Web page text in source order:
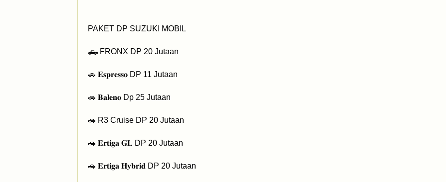
‎PAKET DP SUZUKI MOBIL
‎🛻 FRONX DP 20 Jutaan
‎🚗 𝐄𝐬𝐩𝐫𝐞𝐬𝐬𝐨 DP 11 Jutaan
‎🚗 𝐁𝐚𝐥𝐞𝐧𝐨 Dp 25 Jutaan
‎🚗 R3 Cruise DP 20 Jutaan
‎🚗 𝐄𝐫𝐭𝐢𝐠𝐚 𝐆𝐋 DP 20 Jutaan
‎🚗 𝐄𝐫𝐭𝐢𝐠𝐚 𝐇𝐲𝐛𝐫𝐢𝐝 DP 20 Jutaan